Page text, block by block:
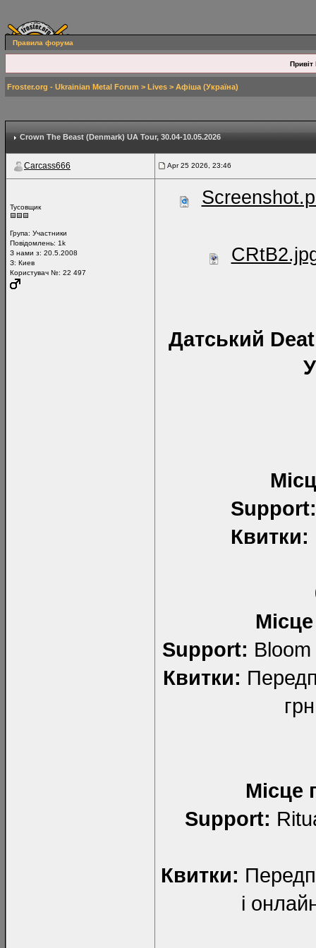
Правила форума
Привіт
Froster.org - Ukrainian Metal Forum > Lives > Афіша (Україна)
Crown The Beast (Denmark) UA Tour, 30.04-10.05.2026
Carcass666 Apr 25 2026, 23:46
Тусовщик
Група: Участники
Повідомлень: 1k
З нами з: 20.5.2008
З: Киев
Користувач №: 22 497
Датський
Support:
Квитки:
Support:
Квитки:
Місце
Support:
Квитки:
і